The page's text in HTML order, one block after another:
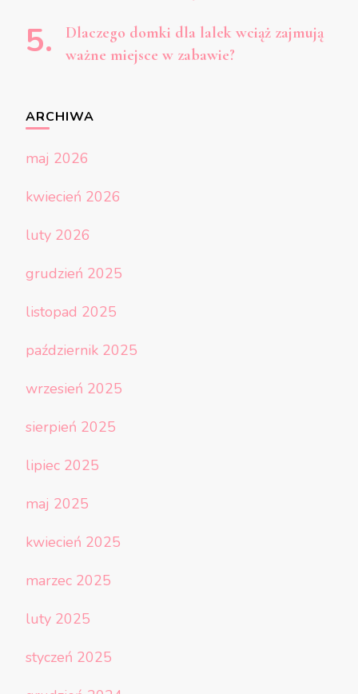
Dlaczego domki dla lalek wciąż zajmują
ważne miejsce w zabawie?
ARCHIWA
maj 2026
kwiecień 2026
luty 2026
grudzień 2025
listopad 2025
październik 2025
wrzesień 2025
sierpień 2025
lipiec 2025
maj 2025
kwiecień 2025
marzec 2025
luty 2025
styczeń 2025